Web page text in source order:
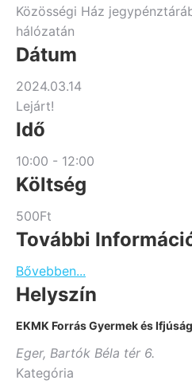
Közösségi Ház
hálózatán
Dátum
2024.03.14
Lejárt!
Idő
10:00 - 12:00
Költség
500Ft
További
Bővebben...
Helyszín
EKMK Forrás Gyermek és
Eger, Bartók Béla tér 6.
Kategória